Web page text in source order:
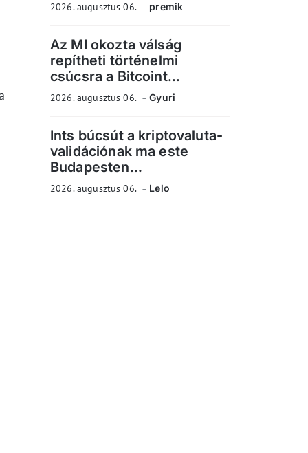
2026. augusztus 06. premik
Az MI okozta válság
repítheti történelmi
csúcsra a Bitcoint...
2026. augusztus 06. Gyuri
Ints búcsút a kriptovaluta-
validációnak ma este
Budapesten...
2026. augusztus 06. Lelo